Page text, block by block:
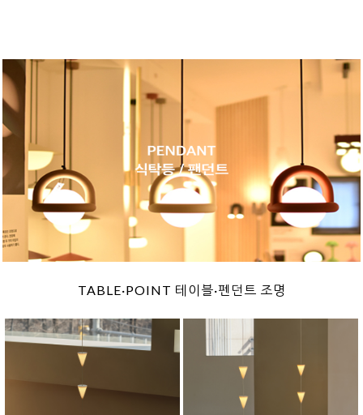
TABLE·POINT 테이블·펜던트 조명